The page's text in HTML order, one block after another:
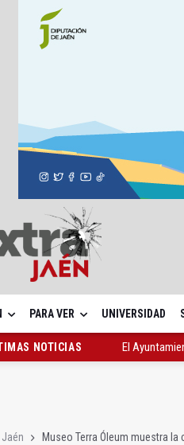
PARA VER UNIVERSIDAD
NOTICIAS
El
Jaén Museo Terra Óleum muestra